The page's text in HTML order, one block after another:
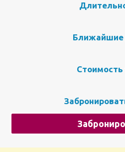
Стоимость